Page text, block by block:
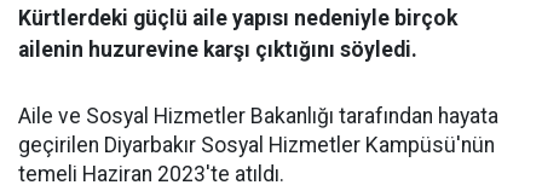
Kürtlerdeki güçlü aile yapısı nedeniyle birçok
ailenin huzurevine karşı çıktığını söyledi.
Aile ve Sosyal Hizmetler Bakanlığı tarafından hayata
geçirilen Diyarbakır Sosyal Hizmetler Kampüsü'nün
temeli Haziran 2023'te atıldı.